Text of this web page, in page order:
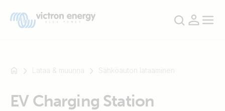
Esimerkki:
Lataa & muunna Sähköauton lataaminen
EV Charging Station